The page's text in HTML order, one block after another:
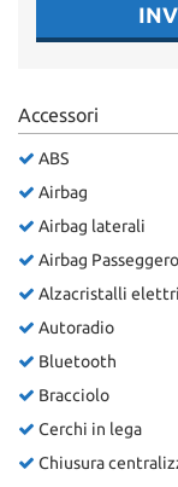
Accessori
ABS
Airbag
Airbag laterali
Airbag Passeggero
Alzacristalli
Autoradio
Bluetooth
Bracciolo
Cerchi in lega
Chiusura